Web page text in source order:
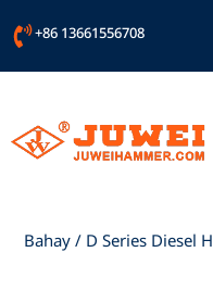
sa
+86 13661556708
Bahay / D Series Diesel